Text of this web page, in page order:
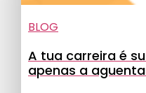
BLOG
A tua carreira é
apenas a